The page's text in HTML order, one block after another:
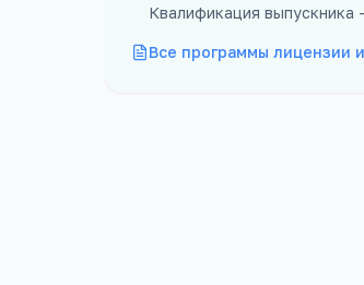
Квалификация выпускника
Все программы лицензии